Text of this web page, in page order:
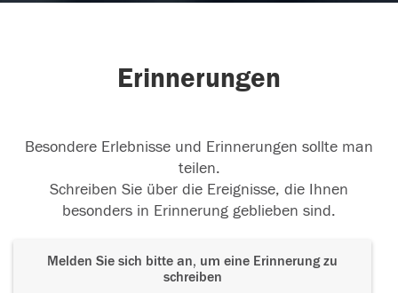
Erinnerungen
Besondere Erlebnisse und Erinnerungen sollte man
teilen.
Schreiben Sie über die Ereignisse, die Ihnen
besonders in Erinnerung geblieben sind.
Melden Sie sich bitte an, um eine Erinnerung zu
schreiben